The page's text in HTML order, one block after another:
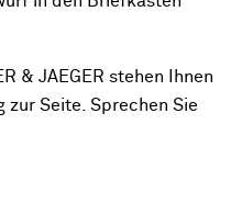
& JAEGER stehen Ihnen
Seite. Sprechen Sie